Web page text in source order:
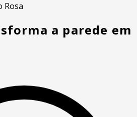
Rosa
a parede em